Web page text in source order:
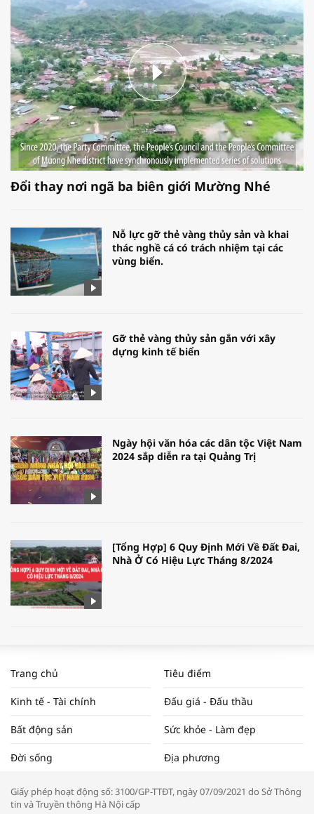
Đổi thay nơi ngã ba biên giới Mường Nhé
Nỗ lực gỡ thẻ vàng thủy sản và khai
thác nghề cá có trách nhiệm tại các
vùng biển.
Gỡ thẻ vàng thủy sản gắn với xây
dựng kinh tế biển
Ngày hội văn hóa các dân tộc Việt Nam
2024 sắp diễn ra tại Quảng Trị
[Tổng Hợp] 6 Quy Định Mới Về Đất Đai,
Nhà Ở Có Hiệu Lực Tháng 8/2024
NAM NĂM 2024 VÀ NĂM 2025 | NHỊP
ĐẬP THỊ TRƯỜNG #62
Tọa đàm “Xúc tiến thương mại: Khơi
Trang chủ Tiêu điểm
Kinh tế - Tài chính Đấu giá - Đấu thầu
Bất động sản Sức khỏe - Làm đẹp
Đời sống Địa phương
Giấy phép hoạt động số: 3100/GP-TTĐT, ngày 07/09/2021 do Sở Thông
tin và Truyền thông Hà Nội cấp